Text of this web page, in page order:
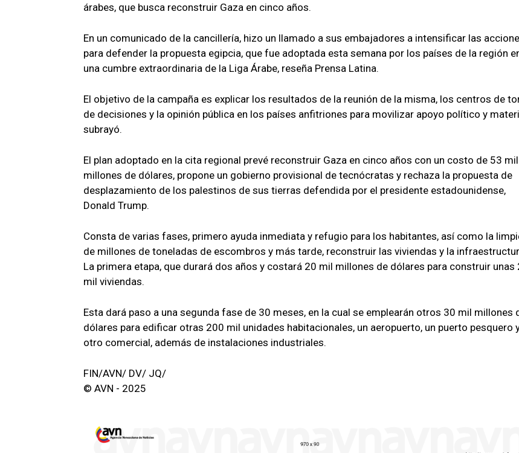
árabes, que busca reconstruir Gaza en cinco años.
En un comunicado de la cancillería, hizo un llamado a sus embajadores a intensificar las
para defender la propuesta egipcia, que fue adoptada esta semana por los países de la región
una cumbre extraordinaria de la Liga Árabe, reseña Prensa Latina.
El objetivo de la campaña es explicar los resultados de la reunión de la misma, los centros de
de decisiones y la opinión pública en los países anfitriones para movilizar apoyo político y
subrayó.
El plan adoptado en la cita regional prevé reconstruir Gaza en cinco años con un costo de 53 mil
millones de dólares, propone un gobierno provisional de tecnócratas y rechaza la propuesta de
desplazamiento de los palestinos de sus tierras defendida por el presidente estadounidense,
Donald Trump.
Consta de varias fases, primero ayuda inmediata y refugio para los habitantes, así como la
de millones de toneladas de escombros y más tarde, reconstruir las viviendas y la
La primera etapa, que durará dos años y costará 20 mil millones de dólares para construir unas
mil viviendas.
Esta dará paso a una segunda fase de 30 meses, en la cual se emplearán otros 30 mil millones
dólares para edificar otras 200 mil unidades habitacionales, un aeropuerto, un puerto pesquero
otro comercial, además de instalaciones industriales.
FIN/AVN/ DV/ JQ/
© AVN - 2025